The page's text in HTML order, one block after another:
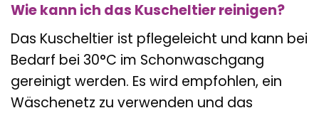
Wie kann ich das Kuscheltier reinigen?
Das Kuscheltier ist pflegeleicht und kann bei
Bedarf bei 30°C im Schonwaschgang
gereinigt werden. Es wird empfohlen, ein
Wäschenetz zu verwenden und das